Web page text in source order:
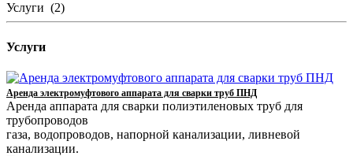
Услуги (2)
Услуги
Аренда электромуфтового аппарата для сварки труб ПНД
Аренда аппарата для сварки полиэтиленовых труб для
трубопроводов
газа, водопроводов, напорной канализации, ливневой
канализации.